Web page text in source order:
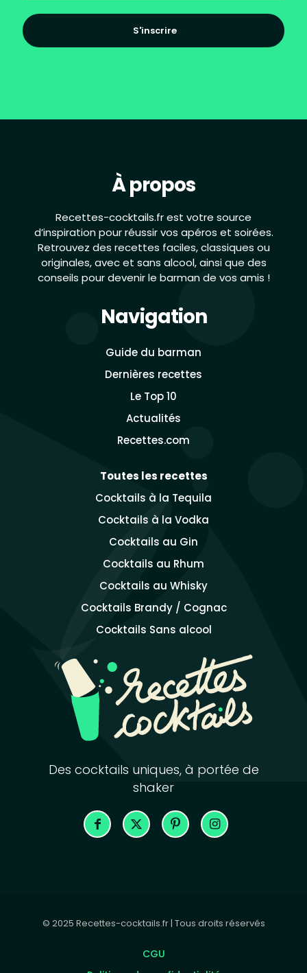
S'inscrire
À propos
Recettes-cocktails.fr est votre source
d’inspiration pour réussir vos apéros et soirées.
Retrouvez des recettes faciles, classiques ou
originales, avec et sans alcool, ainsi que des
conseils pour devenir le barman de vos amis !
Navigation
Guide du barman
Dernières recettes
Le Top 10
Actualités
Recettes.com
Toutes les recettes
Cocktails à la Tequila
Cocktails à la Vodka
Cocktails au Gin
Cocktails au Rhum
Cocktails au Whisky
Cocktails Brandy / Cognac
Cocktails Sans alcool
Des cocktails uniques, à portée de
shaker
© 2025 Recettes-cocktails.fr | Tous droits réservés
CGU